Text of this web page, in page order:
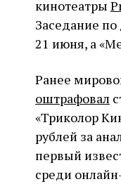
кинотеатры
Заседание по
21 июня, а
Ранее
оштрафовал
«Триколор
рублей за
первый
среди